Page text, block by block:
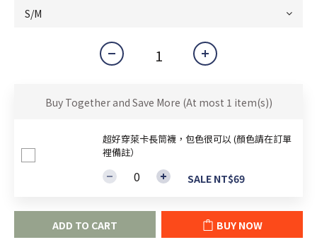
Buy Together and Save More (At most 1 item(s))
超好穿萊卡長筒襪，包色很可以 (顏色請在訂單
裡備註）
SALE NT$69
ADD TO CART BUY NOW